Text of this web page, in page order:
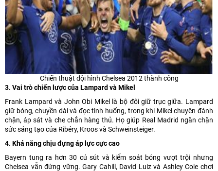
Chiến thuật đội hình Chelsea 2012 thành công
3. Vai trò chiến lược của Lampard và Mikel
Frank Lampard và John Obi Mikel là bộ đôi giữ trục giữa. Lampard
giữ bóng, chuyền dài và đọc tình huống, trong khi Mikel chuyên đánh
chặn, áp sát và che chắn hàng thủ. Họ giúp Real Madrid ngăn chặn
sức sáng tạo của Ribéry, Kroos và Schweinsteiger.
4. Khả năng chịu đựng áp lực cực cao
Bayern tung ra hơn 30 cú sút và kiểm soát bóng vượt trội nhưng
Chelsea vẫn đứng vững. Gary Cahill, David Luiz và Ashley Cole chơi